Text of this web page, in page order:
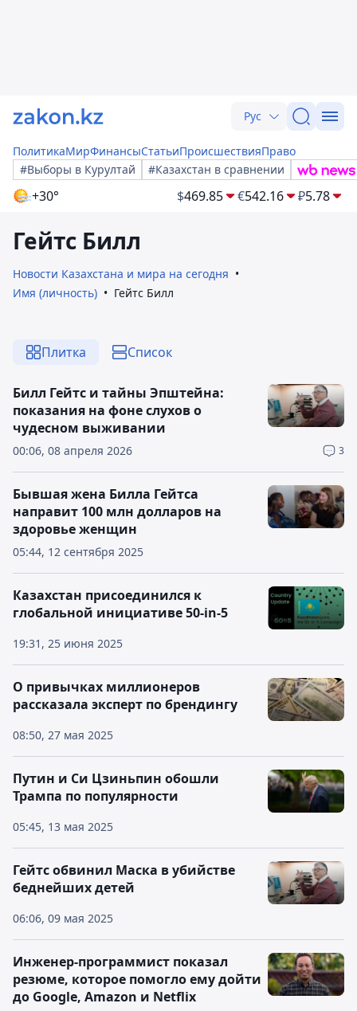
Рус
ПолитикаМирФинансыСтатьиПроисшествияПраво
#Выборы в Курултай
#Казахстан в сравнении
+30° $469.85 €542.16 ₽5.78
Гейтс Билл
Новости Казахстана и мира на сегодня
Имя (личность)
Гейтс Билл
Плитка Список
00:06, 08 апреля 2026 3
Билл Гейтс и тайны Эпштейна:
показания на фоне слухов о
чудесном выживании
05:44, 12 сентября 2025
Бывшая жена Билла Гейтса
направит 100 млн долларов на
здоровье женщин
19:31, 25 июня 2025
Казахстан присоединился к
глобальной инициативе 50-in-5
08:50, 27 мая 2025
О привычках миллионеров
рассказала эксперт по брендингу
05:45, 13 мая 2025
Путин и Си Цзиньпин обошли
Трампа по популярности
06:06, 09 мая 2025
Гейтс обвинил Маска в убийстве
беднейших детей
Инженер-программист показал
резюме, которое помогло ему дойти
до Google, Amazon и Netflix